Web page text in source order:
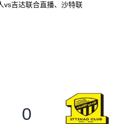
vs吉达联合直播、沙特联
0